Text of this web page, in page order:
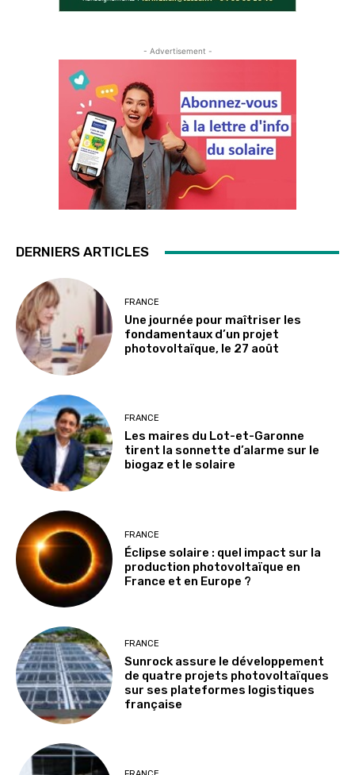
- Advertisement -
DERNIERS ARTICLES
FRANCE
Une journée pour maîtriser les
fondamentaux d’un projet
photovoltaïque, le 27 août
FRANCE
Les maires du Lot-et-Garonne
tirent la sonnette d’alarme sur le
biogaz et le solaire
FRANCE
Éclipse solaire : quel impact sur la
production photovoltaïque en
France et en Europe ?
FRANCE
Sunrock assure le développement
de quatre projets photovoltaïques
sur ses plateformes logistiques
française